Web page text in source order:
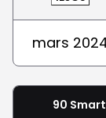
mars
90 Smart